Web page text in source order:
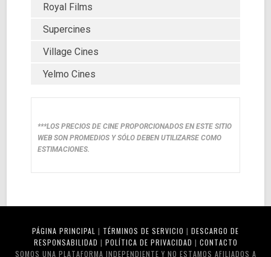
Royal Films
Supercines
Village Cines
Yelmo Cines
***LOS PRECIOS DE CINE PROPORCIONADOS EN ESTE SITIO
WEB SON PROMEDIOS Y SÓLO DEBEN UTILIZARSE COMO
ESTIMACIONES.
PÁGINA PRINCIPAL | TÉRMINOS DE SERVICIO | DESCARGO DE
RESPONSABILIDAD | POLÍTICA DE PRIVACIDAD | CONTACTO
SOMOS UNA PLATAFORMA INDEPENDIENTE Y NO ESTAMOS AFILIADOS A